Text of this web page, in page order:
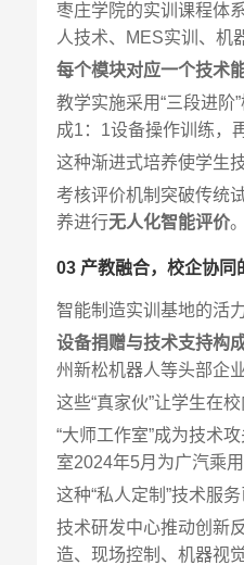
枣庄学院的实训课程体
人技术、MES实训、机
每个模块对应一个技术
教学实施采用“三段进阶
成1：1设备操作训练，
这种渐进式培养使学生
考核评价机制突破传统
养进行无人化智能评价
03 产教融合，校企协同
智能制造实训基地的活
设备捐赠与技术支持构
州新松机器人等头部企
这些“真家伙”让学生在
“大师工作室”成为技术
室2024年5月为广汽乘
这种“私人定制”技术服
技术研发中心推动创新
造、现场控制、机器视